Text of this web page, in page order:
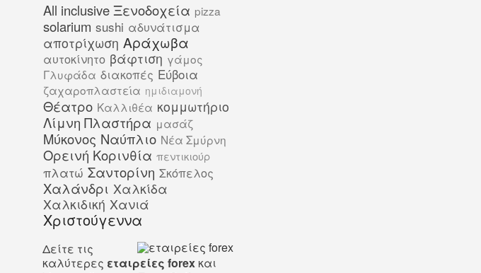
All inclusive Ξενοδοχεία pizza
solarium sushi αδυνάτισμα
αποτρίχωση Αράχωβα
αυτοκίνητο βάφτιση γάμος
Γλυφάδα διακοπές Εύβοια
ζαχαροπλαστεία ημιδιαμονή
Θέατρο Καλλιθέα κομμωτήριο
Λίμνη Πλαστήρα μασάζ
Μύκονος Ναύπλιο Νέα Σμύρνη
Ορεινή Κορινθία πεντικιούρ
πλατώ Σαντορίνη Σκόπελος
Χαλάνδρι Χαλκίδα
Χαλκιδική Χανιά
Χριστούγεννα
Δείτε τις
καλύτερες εταιρείες forex και